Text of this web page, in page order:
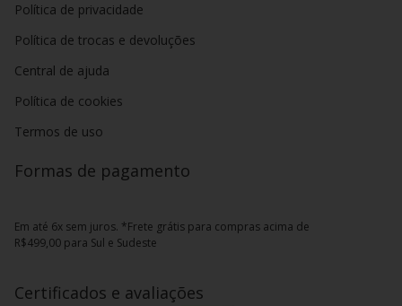
Política de privacidade
Política de trocas e devoluções
Central de ajuda
Política de cookies
Termos de uso
Formas de pagamento
Em até 6x sem juros. *Frete grátis para compras acima de
R$499,00 para Sul e Sudeste
Certificados e avaliações